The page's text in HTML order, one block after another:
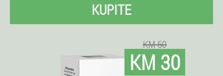
KUPITE
KM 60
KM 30